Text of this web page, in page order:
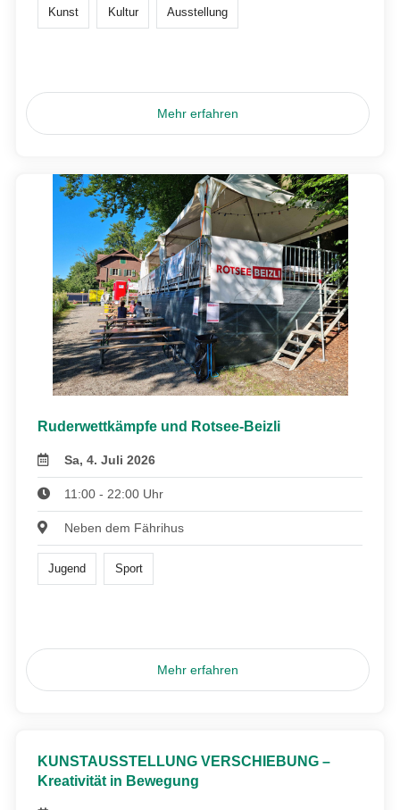
Kunst Kultur Ausstellung
Mehr erfahren
Ruderwettkämpfe und Rotsee-Beizli
Sa, 4. Juli 2026
11:00 - 22:00 Uhr
Neben dem Fährihus
Jugend Sport
Mehr erfahren
KUNSTAUSSTELLUNG VERSCHIEBUNG –
Kreativität in Bewegung